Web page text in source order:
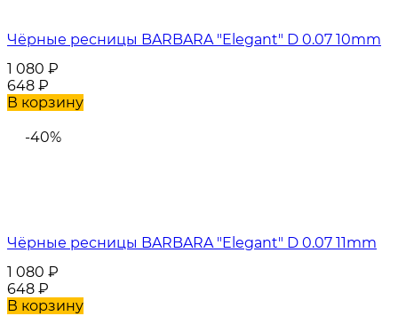
Чёрные ресницы BARBARA "Elegant" D 0.07 10mm
1 080 ₽
648 ₽
В корзину
-40%
Чёрные ресницы BARBARA "Elegant" D 0.07 11mm
1 080 ₽
648 ₽
В корзину